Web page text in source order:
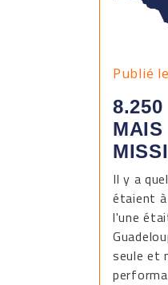
Publié
MAIS
Il y a
étaient
l'une
seule et